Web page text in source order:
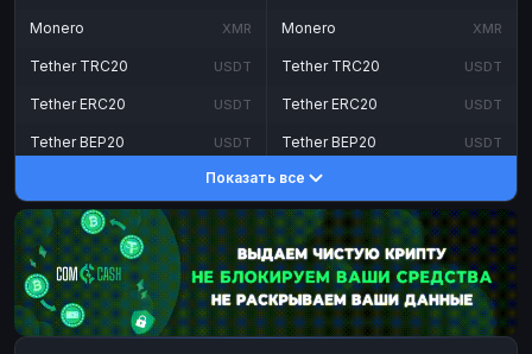
Monero XMR
Tether TRC20 USDT
Tether ERC20 USDT
Tether BEP20 USDT
DASH
Toncoin TON
Dogecoin DOGE
TRX TRON
Bitcoin Cash BCH
Monero XMR
Tether TRC20 USDT
Tether ERC20 USDT
Tether BEP20 USDT
DASH
Toncoin TON
Dogecoin DOGE
TRX TRON
Bitcoin Cash BCH
Показать все